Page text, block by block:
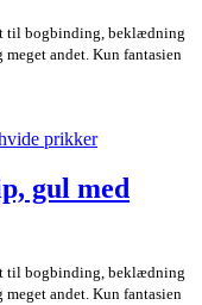
til bogbinding, beklædning
andet. Kun fantasien
gul med
til bogbinding, beklædning
andet. Kun fantasien